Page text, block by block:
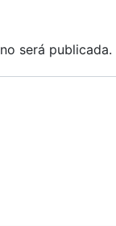
será publicada.